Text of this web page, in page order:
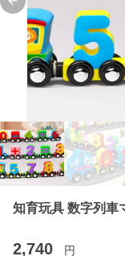
Previous slide
知育玩具 数字列車
2,740 円